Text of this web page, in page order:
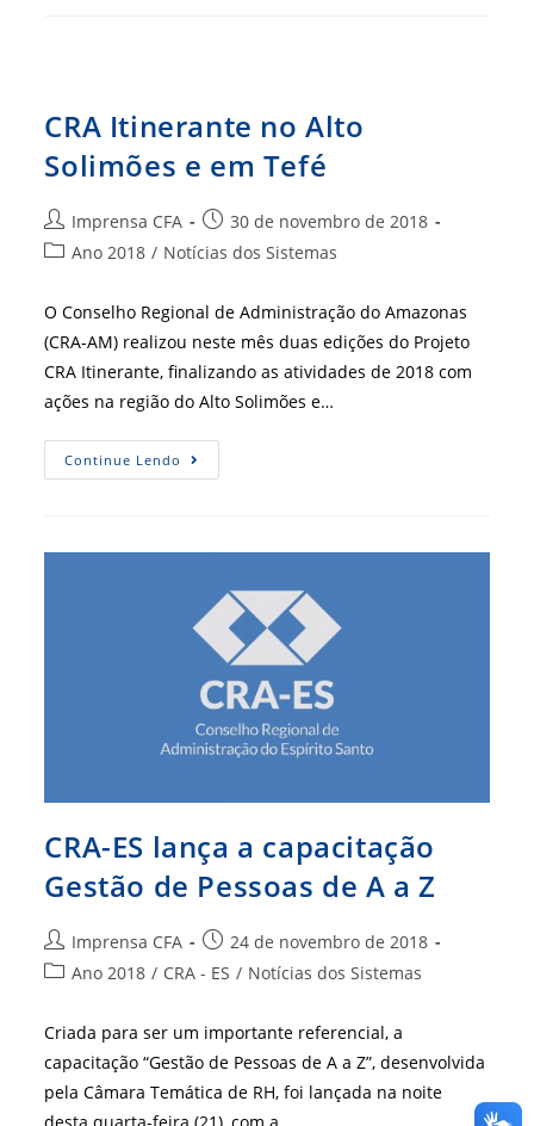
CRA Itinerante no Alto
Solimões e em Tefé
Autor
do
Imprensa CFA
Post
publicado:
30 de novembro de 2018
Categoria
post:
Ano 2018 / Notícias dos Sistemas
O Conselho Regional de Administração do Amazonas
(CRA-AM) realizou neste mês duas edições do Projeto
CRA Itinerante, finalizando as atividades de 2018 com
ações na região do Alto Solimões e…
Continue Lendo CRA
Itinerante
CRA-ES lança a capacitação
Gestão de Pessoas de A a Z
Autor
do
Imprensa CFA
Post
publicado:
24 de novembro de 2018
Categoria
post:
Ano 2018 / CRA - ES / Notícias dos Sistemas
Criada para ser um importante referencial, a
capacitação “Gestão de Pessoas de A a Z”, desenvolvida
pela Câmara Temática de RH, foi lançada na noite